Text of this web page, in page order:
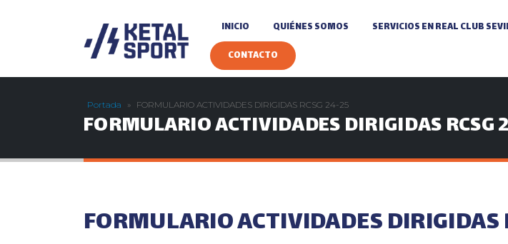
INICIO QUIÉNES SOMOS SERVICIOS EN REAL CLUB
CONTACTO
Portada » FORMULARIO ACTIVIDADES DIRIGIDAS RCSG 24-25
FORMULARIO ACTIVIDADES DIRIGIDAS RCSG
FORMULARIO ACTIVIDADES